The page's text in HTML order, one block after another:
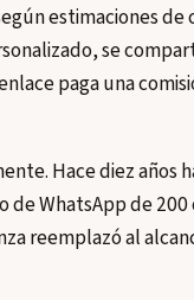
estimaciones de
se
paga una
Hace diez años
de WhatsApp de
reemplazó al